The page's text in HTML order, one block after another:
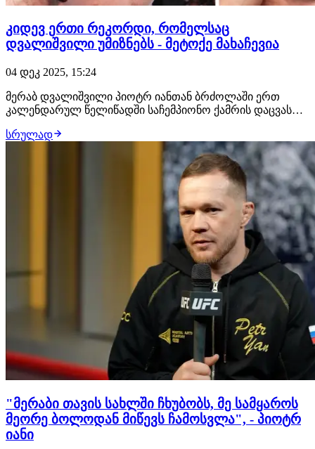
კიდევ ერთი რეკორდი, რომელსაც
დვალიშვილი უმიზნებს - მეტოქე მახაჩევია
04 დეკ 2025, 15:24
მერაბ დვალიშვილი პიოტრ იანთან ბრძოლაში ერთ
კალენდარულ წელიწადში საჩემპიონო ქამრის დაცვას
ჩემპიონი მსოფლიოს მთავარ პრომოუშენში უნიკალურ
მიღწევას დააფიქსირებს. საინტერესოა, რომ ერთ წელში
ქამრის 4-ჯერ დაცვა არ არის ერთადერთი რეკორდი,…
სრულად
"მერაბი თავის სახლში ჩხუბობს, მე სამყაროს
მეორე ბოლოდან მიწევს ჩამოსვლა", - პიოტრ
იანი